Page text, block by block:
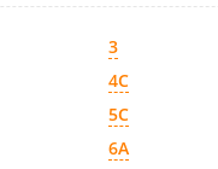
3
4C
5C
6A